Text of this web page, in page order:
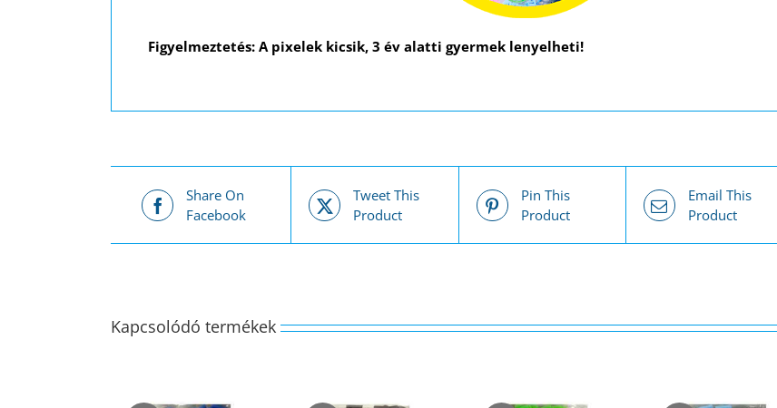
Figyelmeztetés: A pixelek kicsik, 3 év alatti gyermek lenyelheti!
Share On
Facebook
Tweet This
Product
Pin This
Product
Email This
Product
Kapcsolódó termékek